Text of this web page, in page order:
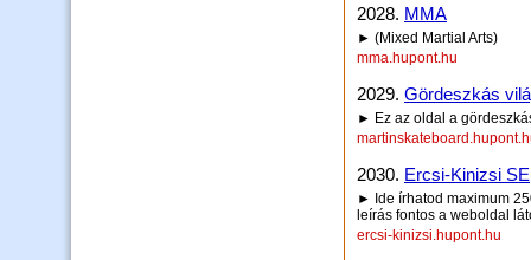
2028. MMA
► (Mixed Martial Arts)
mma.hupont.hu
2029. Gördeszkás
► Ez az oldal a
2030. Ercsi-Kinizsi SE
► Ide írhatod maximum
leírás fontos a weboldal
ercsi-kinizsi.hupont.hu